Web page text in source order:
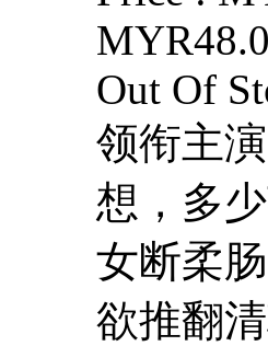
Out Of
领衔主
想，多
女断柔
欲推翻